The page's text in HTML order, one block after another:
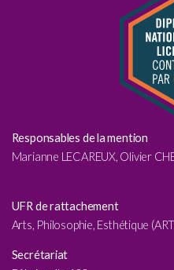
Responsables de la mention
Marianne LECAREUX, Olivier
UFR de rattachement
Arts, Philosophie, Esthétique
Secrétariat